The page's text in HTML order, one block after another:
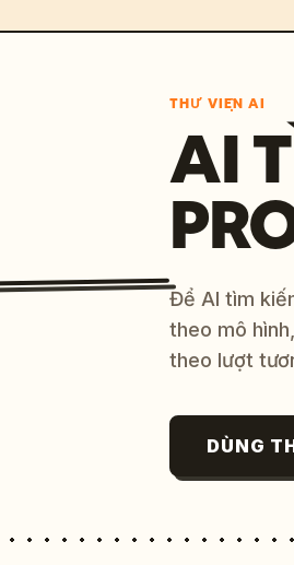
THƯ VIỆN AI
AI
Để AI tìm
theo mô
theo lượt
DÙNG